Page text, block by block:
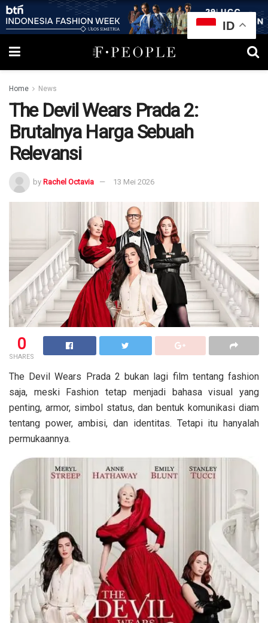
Home News
The Devil Wears Prada 2:
Brutalnya Harga Sebuah
Relevansi
by Rachel Octavia 13 Mei 2026
0
SHARES
The Devil Wears Prada 2 bukan lagi film tentang fashion
saja, meski Fashion tetap menjadi bahasa visual yang
penting, armor, simbol status, dan bentuk komunikasi diam
tentang power, ambisi, dan identitas. Tetapi itu hanyalah
permukaannya.
ID